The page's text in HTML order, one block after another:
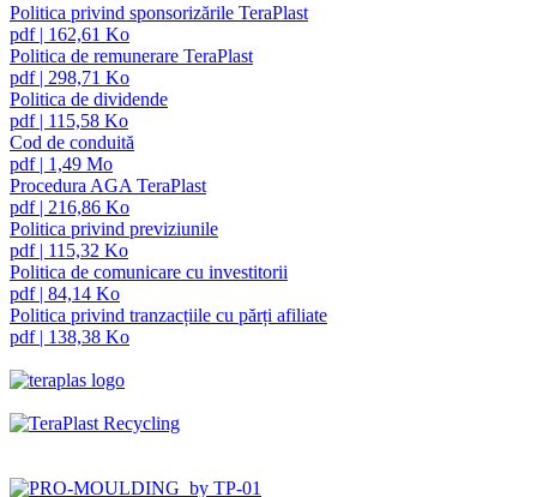
Politica privind sponsorizările TeraPlast
pdf| 162,61 Ko
Politica de remunerare TeraPlast
pdf| 298,71 Ko
Politica de dividende
pdf| 115,58 Ko
Cod de conduită
pdf| 1,49 Mo
Procedura AGA TeraPlast
pdf| 216,86 Ko
Politica privind previziunile
pdf| 115,32 Ko
Politica de comunicare cu investitorii
pdf| 84,14 Ko
Politica privind tranzacțiile cu părți afiliate
pdf| 138,38 Ko